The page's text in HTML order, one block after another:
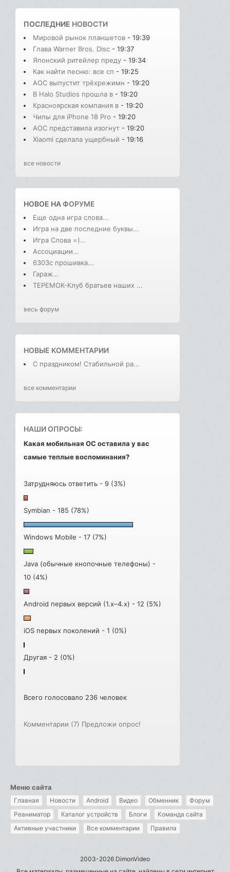
ПОСЛЕДНИЕ НОВОСТИ
Мировой рынок планшетов - 19:39
Глава Warner Bros. Disc - 19:37
Японский ритейлер преду - 19:34
Как найти песню: все сп - 19:25
AOC выпустит трёхрежимн - 19:20
В Halo Studios прошла в - 19:20
Красноярская компания в - 19:20
Чипы для iPhone 18 Pro - 19:20
AOC представила изогнут - 19:20
Xiaomi сделала ущербный - 19:16
все новости
НОВОЕ НАФОРУМЕ
Еще одна игра слова...
Игра на две последние буквы...
Игра Слова =)...
Ассоциации...
6303с прошивка...
Гараж...
ТЕРЕМОК-Клуб братьев наших ...
весь форум
НОВЫЕ КОММЕНТАРИИ
С праздником! Стабильной ра...
все комментарии
НАШИ ОПРОСЫ:
Какая мобильная ОС оставила у вас
самые теплые воспоминания?
Затрудняюсь ответить - 9 (3%)
Symbian - 185 (78%)
Windows Mobile - 17 (7%)
Java (обычные кнопочные телефоны) -
10 (4%)
Android первых версий (1.x–4.x) - 12 (5%)
iOS первых поколений - 1 (0%)
Другая - 2 (0%)
Всего голосовало 236 человек
Комментарии (7) Предложи опрос!
Меню сайта
Главная Новости Android Видео Обменник
Форум
Реаниматор
Каталог устройств Блоги
Команда сайта
Активные участники
Все комментарии Правила
2003-2026 DimonVideo